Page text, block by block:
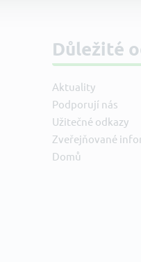
Důležité
Aktuality
Podporují nás
Užitečné odkazy
Zveřejňované
Domů